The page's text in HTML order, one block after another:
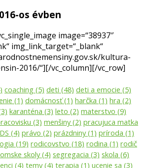
os évben
image=“38937″
img_link_target=“_blank“
kultura-
2016/“][/vc_column][/vc_row]
coaching (5) deti (48) deti a emocie (5)
(1) domácnosť(1) harčka (1) hra (2)
karanténa (3) leto (2) materstvo (9)
(3) menšiny(2) pracujuca matka
(4) právo (2) prázdniny(1) príroda (1)
(19) rodicovstvo (18) rodina (1) rodič
skoly(4) segregacia (3) skola (6)
(4) temy(4) terapia (1) ucenie sa (3)